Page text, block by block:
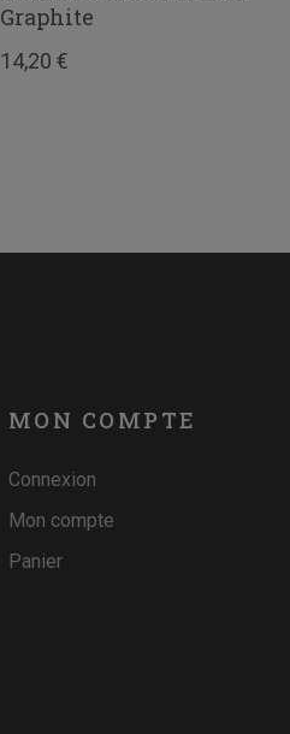
Graphite
14,20 €
MON COMPTE
Connexion
Mon compte
Panier